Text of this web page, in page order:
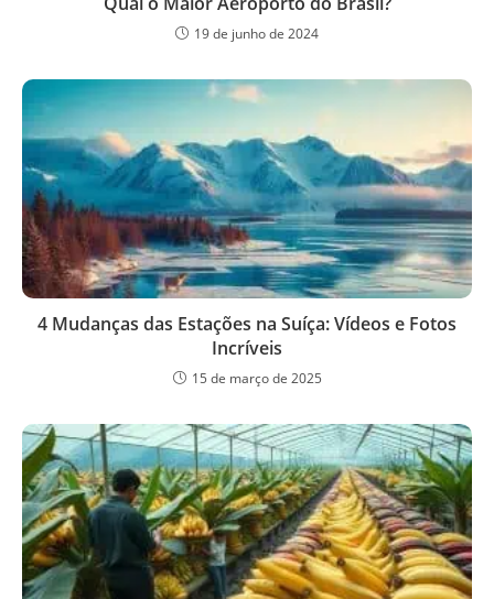
19 de junho de 2024
4 Mudanças das Estações na Suíça: Vídeos e Fotos
Incríveis
15 de março de 2025